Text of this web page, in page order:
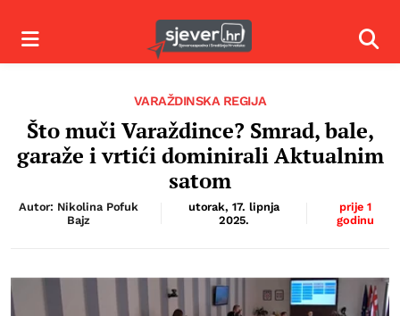
Izbornik
VARAŽDINSKA REGIJA
Što muči Varaždince? Smrad, bale,
garaže i vrtići dominirali Aktualnim
satom
Autor: Nikolina Pofuk
Bajz
utorak, 17. lipnja
2025.
prije 1
godinu